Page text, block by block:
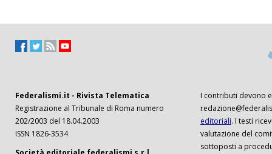
Federalismi.it - Rivista Telematica
Registrazione al Tribunale di Roma numero
202/2003 del 18.04.2003
ISSN 1826-3534
I contributi devono
editoriali. I testi
valutazione del
sottoposti a